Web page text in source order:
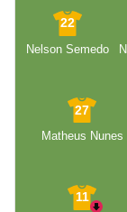
22
Nelson Semedo
27
Matheus Nunes
11